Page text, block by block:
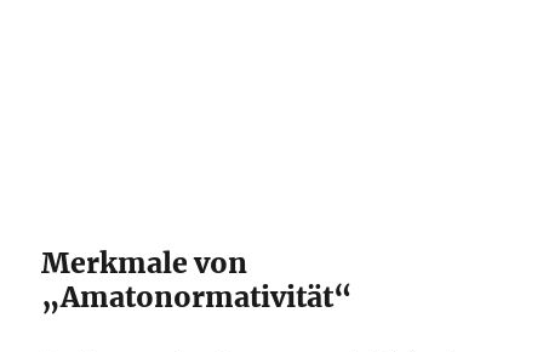
Merkmale von
„Amatonormativität“